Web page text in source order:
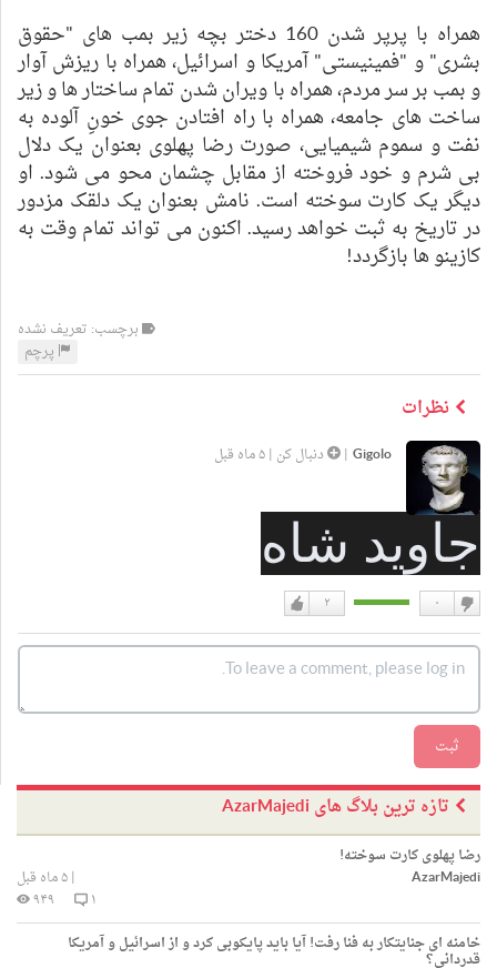
همراه با پرپر شدن 160 دختر بچه زیر بمب های "حقوق
بشری" و "فمینیستی" آمریکا و اسرائیل، همراه با ریزش آوار
و بمب بر سر مردم، همراه با ویران شدن تمام ساختار ها و زیر
ساخت های جامعه، همراه با راه افتادن جوی خونِ آلوده به
نفت و سموم شیمیایی، صورت رضا پهلوی بعنوان یک دلال
بی شرم و خود فروخته از مقابل چشمان محو می شود. او
دیگر یک کارت سوخته است. نامش بعنوان یک دلقک مزدور
در تاریخ به ثبت خواهد رسید. اکنون می تواند تمام وقت به
کازینو ها بازگردد!
برچسب: تعریف نشده
پرچم
نظرات
Gigolo
| دنبال کن |۵ ماه قبل
جاوید شاه
دوست
دارم
۲ ۰
دوست
نداشتن
ثبت
تازه ترین بلاگ های AzarMajedi
رضا پهلوی کارت سوخته!
AzarMajedi
|۵ ماه قبل
۱
۹۴۹
خامنه ای جنایتکار به فنا رفت! آیا باید پایکوبی کرد و از اسرائیل و آمریکا
قدردانی؟